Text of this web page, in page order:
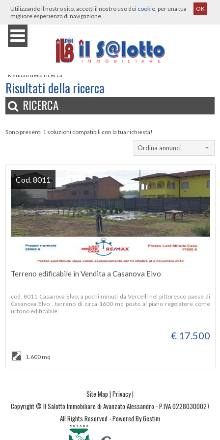
Utilizzando il nostro sito, accetti il nostro uso dei cookie, per una tua
migliore esperienza di navigazione.
OK
Immobili› Casanova Elvo Vendita Terreno edificabile
Risultati della ricerca
Risultati della ricerca
RICERCA
Sono presenti 1 soluzioni compatibili con la tua richiesta!
Ordina annunci
Terreno edificabile in Vendita a Casanova Elvo
cod. 8011 Casanova Elvo; a pochi minuti da Vercelli nel pittoresco paese di
Casanova Elvo , terreno di circa 1600 mq posto al piano regolatore come
urbano edificabile.
€ 17.500
Cod. 8011
1.600 mq
Site Map | Privacy|
Copyright © Il Salotto Immobiliare di Avanzato Alessandro - P.IVA 02280300027
All Rights Reserved -Powered By Gestim